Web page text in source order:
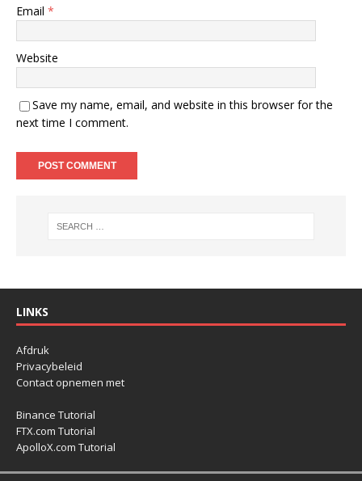
Email *
Website
Save my name, email, and website in this browser for the
next time I comment.
LINKS
Afdruk
Privacybeleid
Contact opnemen met
Binance Tutorial
FTX.com Tutorial
ApolloX.com Tutorial